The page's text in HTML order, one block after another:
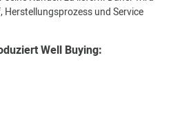
und Service
Well Buying: